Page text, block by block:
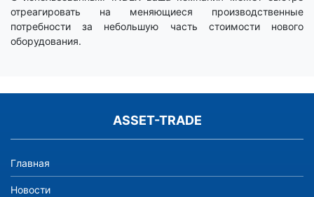
отреагировать на меняющиеся производственные
потребности за небольшую часть стоимости нового
оборудования.
ASSET-TRADE
Главная
Новости